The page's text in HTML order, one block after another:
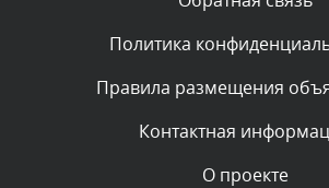
Комментарий проверяется
администратором.
Комментарий проверяется
Политика
Правила размещения
Контактная
О проекте